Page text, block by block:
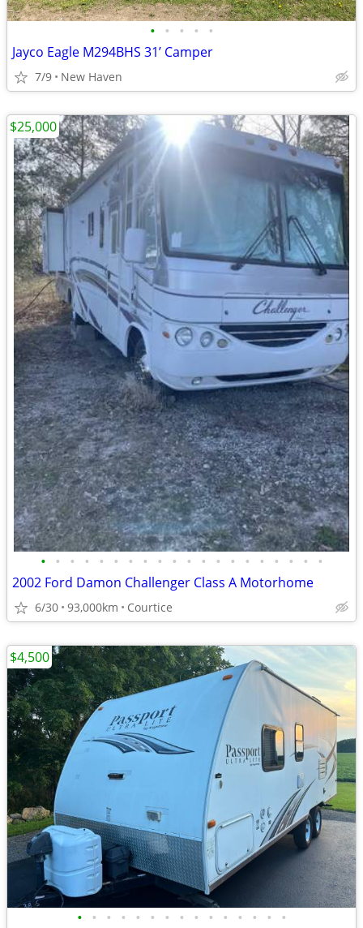
• • • • •
Jayco Eagle M294BHS 31’ Camper
7/9 New Haven
• • • • • • • • • • • • • • • • • • • •
2002 Ford Damon Challenger Class A Motorhome
6/30 93,000km Courtice
$25,000
• • • • • • • • • • • • • • •
$4,500